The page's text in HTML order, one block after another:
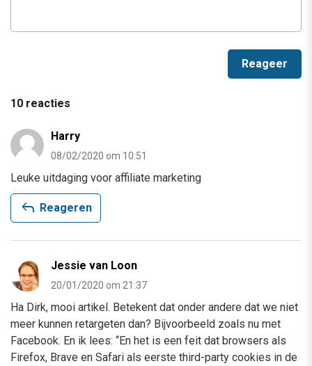
10 reacties
Harry
08/02/2020 om 10:51
Leuke uitdaging voor affiliate marketing
reply Reageren
Jessie van Loon
20/01/2020 om 21:37
Ha Dirk, mooi artikel. Betekent dat onder andere dat we niet
meer kunnen retargeten dan? Bijvoorbeeld zoals nu met
Facebook. En ik lees: “En het is een feit dat browsers als
Firefox, Brave en Safari als eerste third-party cookies in de